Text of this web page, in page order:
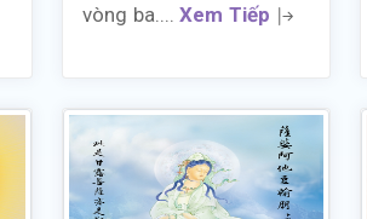
vòng ba....Xem Tiếp